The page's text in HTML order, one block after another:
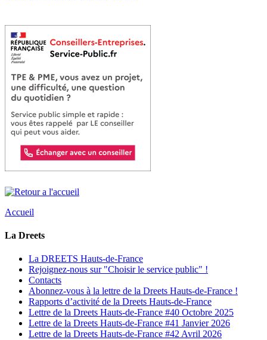
Accueil
La Dreets
La DREETS Hauts-de-France
Rejoignez-nous sur "Choisir le service public" !
Contacts
Abonnez-vous à la lettre de la Dreets Hauts-de-France !
Rapports d’activité de la Dreets Hauts-de-France
Lettre de la Dreets Hauts-de-France #40 Octobre 2025
Lettre de la Dreets Hauts-de-France #41 Janvier 2026
Lettre de la Dreets Hauts-de-France #42 Avril 2026